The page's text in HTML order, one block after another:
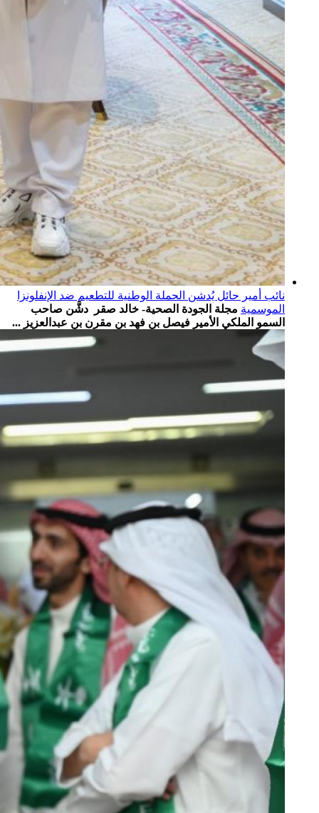
نائب أمير حائل يُدشن الحملة الوطنية للتطعيم ضد الإنفلونزا
الموسمية مجلة الجودة الصحية- خالد صقر دشَّن صاحب
السمو الملكي الأمير فيصل بن فهد بن مقرن بن عبدالعزيز ...